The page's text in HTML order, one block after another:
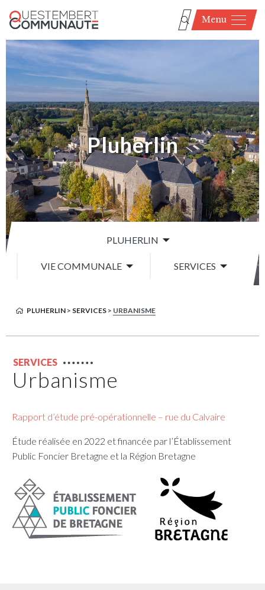
Menu
Pluherlin
PLUHERLIN
VIE COMMUNALE SERVICES
PLUHERLIN > SERVICES > URBANISME
SERVICES
Urbanisme
Rapport d’étude pré-opérationnelle – rue du Calvaire
Étude réalisée en 2022 et financée par l’Établissement
Public Foncier Bretagne et la Région Bretagne